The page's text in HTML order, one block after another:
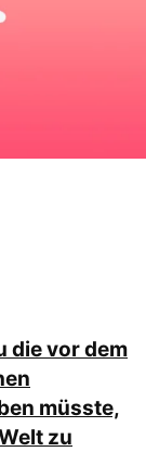
die vor dem
müsste,
zu